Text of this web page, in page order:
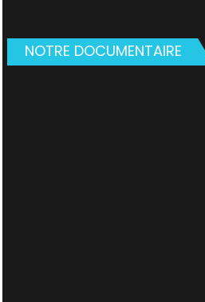
NOTRE DOCUMENTAIRE